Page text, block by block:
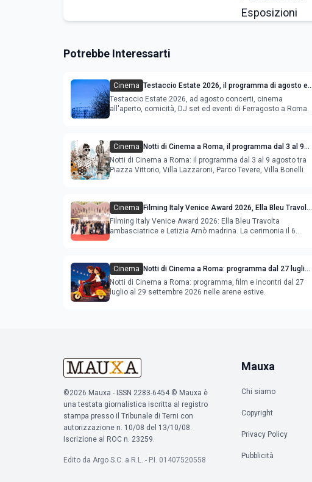
Potrebbe Interessarti
Cinema Testaccio Estate 2026, il programma di agosto e
Ferragosto
Testaccio Estate 2026, ad agosto concerti, cinema
all'aperto, comicità, DJ set ed eventi di Ferragosto a Roma.
Cinema
Notti di Cinema a Roma, il programma dal 3 al 9
agosto
Notti di Cinema a Roma: il programma dal 3 al 9 agosto tra
Piazza Vittorio, Villa Lazzaroni, Parco Tevere, Villa Bonelli
Cinema
Filming Italy Venice Award 2026, Ella Bleu Travolta
ambasciatrice e Letizia Arnò madrina
Filming Italy Venice Award 2026: Ella Bleu Travolta
ambasciatrice e Letizia Arnò madrina. La cerimonia il 6
Cinema
Notti di Cinema a Roma: programma dal 27 luglio
al 2 agosto 2026
Notti di Cinema a Roma: programma, film e incontri dal 27
luglio al 29 settembre 2026 nelle arene estive.
©2026 Mauxa - ISSN 2283-6454 © Mauxa è
una testata giornalistica iscritta al registro
stampa presso il Tribunale di Terni con
autorizzazione n. 10/08 del 13/10/08.
Iscrizione al ROC n. 23259.
Edito da Argo S.C. a R.L. - P.I. 01407520558
Mauxa
Chi siamo
Copyright
Privacy Policy
Pubblicità